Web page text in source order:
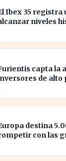
Ibex 35
niveles
capta la
de alto
destina
con las